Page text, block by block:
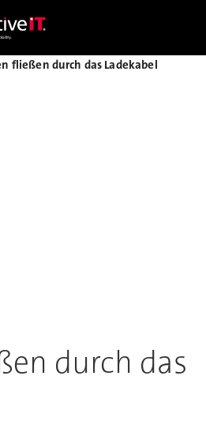
fließen durch das Ladekabel
durch das